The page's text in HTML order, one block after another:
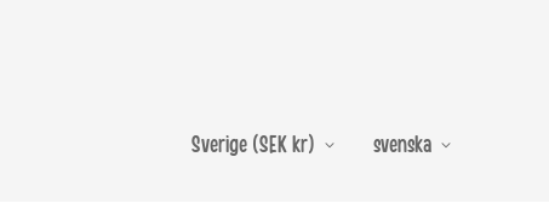
Sverige (SEK kr) svenska